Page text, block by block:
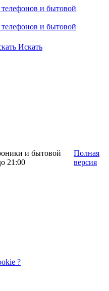
Искать
и бытовой
21:00
Полная
версия
?